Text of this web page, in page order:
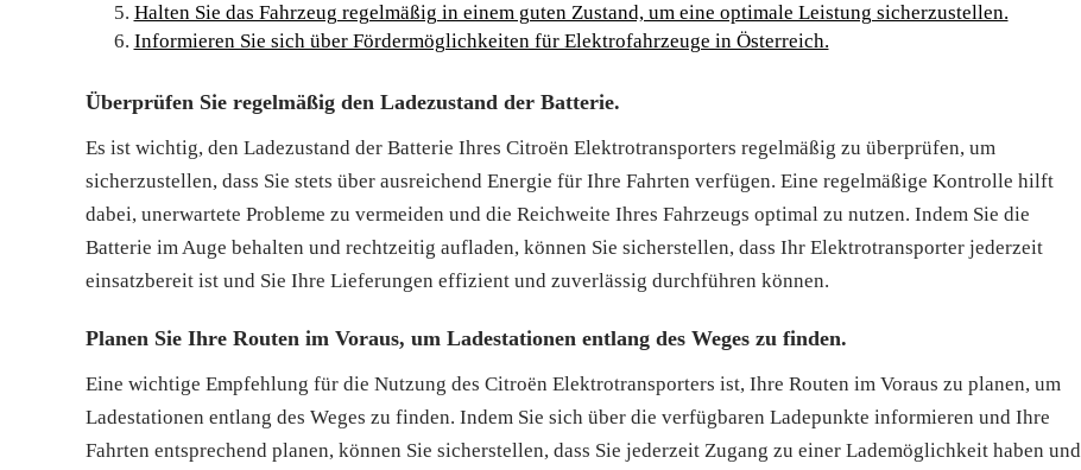
Halten Sie das Fahrzeug regelmäßig in einem guten Zustand, um eine optimale Leistung sicherzustellen.
Informieren Sie sich über Fördermöglichkeiten für Elektrofahrzeuge in Österreich.
Überprüfen Sie regelmäßig den Ladezustand der Batterie.
Es ist wichtig, den Ladezustand der Batterie Ihres Citroën Elektrotransporters regelmäßig zu überprüfen, um
sicherzustellen, dass Sie stets über ausreichend Energie für Ihre Fahrten verfügen. Eine regelmäßige Kontrolle hilft
dabei, unerwartete Probleme zu vermeiden und die Reichweite Ihres Fahrzeugs optimal zu nutzen. Indem Sie die
Batterie im Auge behalten und rechtzeitig aufladen, können Sie sicherstellen, dass Ihr Elektrotransporter jederzeit
einsatzbereit ist und Sie Ihre Lieferungen effizient und zuverlässig durchführen können.
Planen Sie Ihre Routen im Voraus, um Ladestationen entlang des Weges zu finden.
Eine wichtige Empfehlung für die Nutzung des Citroën Elektrotransporters ist, Ihre Routen im Voraus zu planen, um
Ladestationen entlang des Weges zu finden. Indem Sie sich über die verfügbaren Ladepunkte informieren und Ihre
Fahrten entsprechend planen, können Sie sicherstellen, dass Sie jederzeit Zugang zu einer Lademöglichkeit haben und